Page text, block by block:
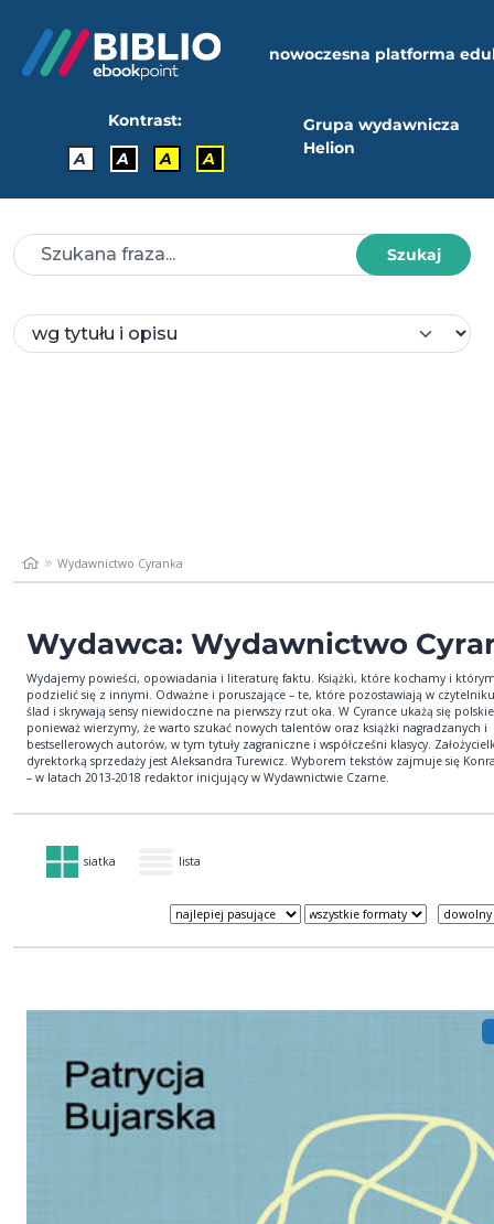
nowoczesna platforma
Kontrast:
A
A A A
Grupa wydawnicza
Helion
Szukaj
Wydawnictwo Cyranka
Wydawca: Wydawnictwo
Wydajemy powieści, opowiadania i literaturę faktu. Książki, które kochamy i
podzielić się z innymi. Odważne i poruszające – te, które pozostawiają w czytelniku
ślad i skrywają sensy niewidoczne na pierwszy rzut oka. W Cyrance ukażą się
ponieważ wierzymy, że warto szukać nowych talentów oraz książki nagradzanych i
bestsellerowych autorów, w tym tytuły zagraniczne i współcześni klasycy.
dyrektorką sprzedaży jest Aleksandra Turewicz. Wyborem tekstów zajmuje się
– w latach 2013-2018 redaktor inicjujący w Wydawnictwie Czarne.
siatka lista